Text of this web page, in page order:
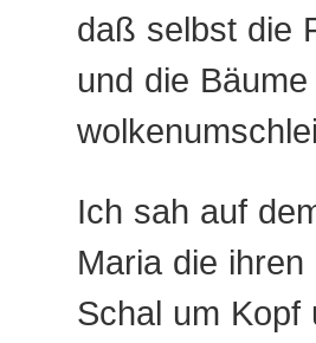
daß selbst die
und die
Ich sah auf
Maria die ihren
Schal um Kopf